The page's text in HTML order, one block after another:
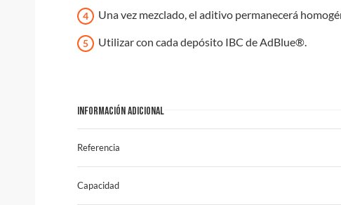
Una vez mezclado, el aditivo permanecerá
Utilizar con cada depósito IBC de AdBlue®.
INFORMACIÓN ADICIONAL
Referencia
Capacidad